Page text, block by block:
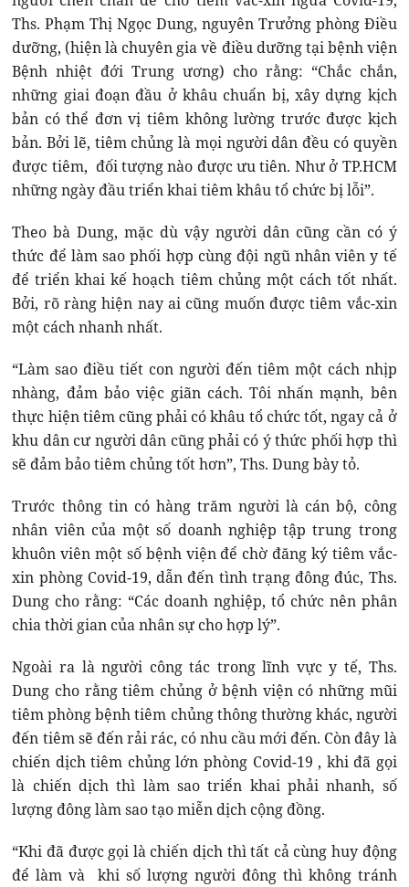
Ths. Phạm Thị Ngọc Dung, nguyên Trưởng phòng Điều
dưỡng, (hiện là chuyên gia về điều dưỡng tại bệnh viện
Bệnh nhiệt đới Trung ương) cho rằng: “Chắc chắn,
những giai đoạn đầu ở khâu chuẩn bị, xây dựng kịch
bản có thể đơn vị tiêm không lường trước được kịch
bản. Bởi lẽ, tiêm chủng là mọi người dân đều có quyền
được tiêm, đối tượng nào được ưu tiên. Như ở TP.HCM
những ngày đầu triển khai tiêm khâu tổ chức bị lỗi”.
Theo bà Dung, mặc dù vậy người dân cũng cần có ý
thức để làm sao phối hợp cùng đội ngũ nhân viên y tế
để triển khai kế hoạch tiêm chủng một cách tốt nhất.
Bởi, rõ ràng hiện nay ai cũng muốn được tiêm vắc-xin
một cách nhanh nhất.
“Làm sao điều tiết con người đến tiêm một cách nhịp
nhàng, đảm bảo việc giãn cách. Tôi nhấn mạnh, bên
thực hiện tiêm cũng phải có khâu tổ chức tốt, ngay cả ở
khu dân cư người dân cũng phải có ý thức phối hợp thì
sẽ đảm bảo tiêm chủng tốt hơn”, Ths. Dung bày tỏ.
Trước thông tin có hàng trăm người là cán bộ, công
nhân viên của một số doanh nghiệp tập trung trong
khuôn viên một số bệnh viện để chờ đăng ký tiêm vắc-
xin phòng Covid-19, dẫn đến tình trạng đông đúc, Ths.
Dung cho rằng: “Các doanh nghiệp, tổ chức nên phân
chia thời gian của nhân sự cho hợp lý”.
Ngoài ra là người công tác trong lĩnh vực y tế, Ths.
Dung cho rằng tiêm chủng ở bệnh viện có những mũi
tiêm phòng bệnh tiêm chủng thông thường khác, người
đến tiêm sẽ đến rải rác, có nhu cầu mới đến. Còn đây là
chiến dịch tiêm chủng lớn phòng Covid-19 , khi đã gọi
là chiến dịch thì làm sao triển khai phải nhanh, số
lượng đông làm sao tạo miễn dịch cộng đồng.
“Khi đã được gọi là chiến dịch thì tất cả cùng huy động
để làm và khi số lượng người đông thì không tránh